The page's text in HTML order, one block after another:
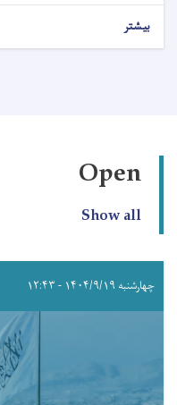
بیشتر
Open
Show all
چهارشنبه ۱۴۰۴/۹/۱۹ - ۱۲:۴۳